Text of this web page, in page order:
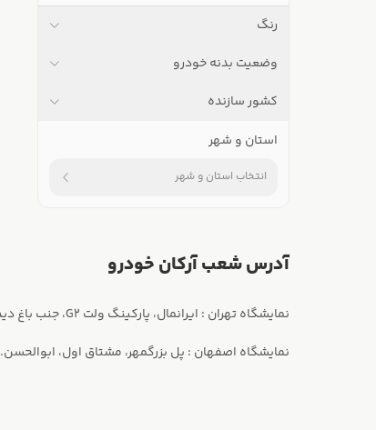
رنگ
وضعیت بدنه خودرو
کشور سازنده
استان و شهر
انتخاب استان و شهر
آدرس شعب آرکان خودرو
نمایشگاه اصفهان : پل بزرگمهر، مشتاق اول، ابوالحسن.